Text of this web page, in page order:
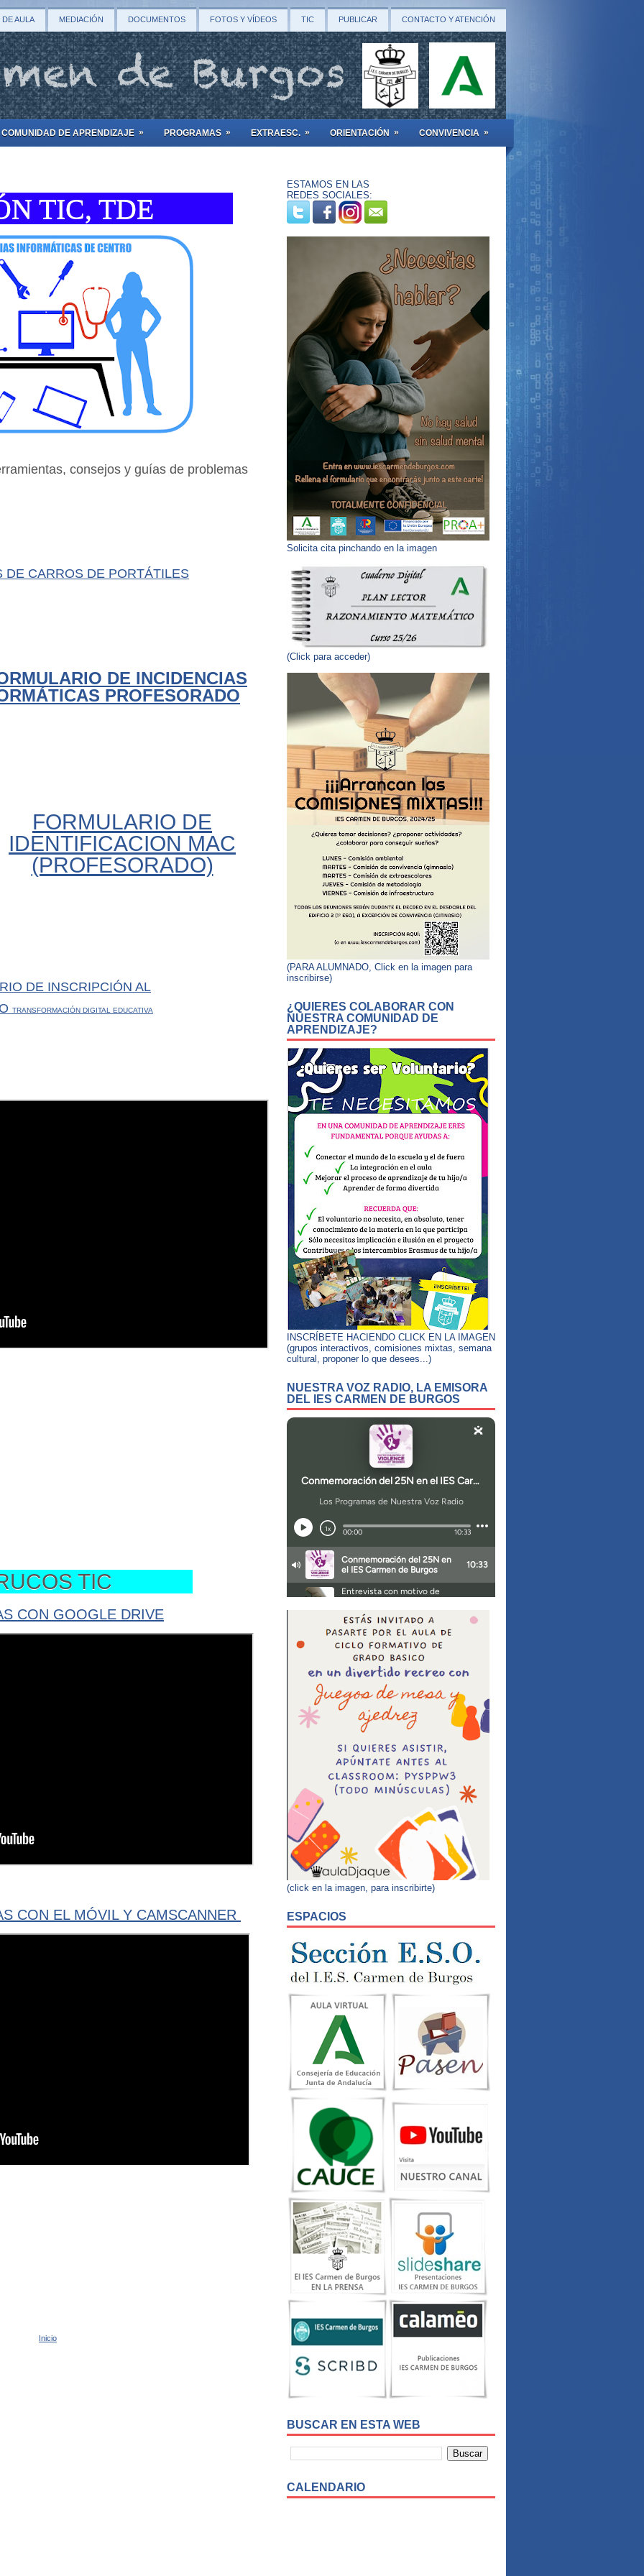
AULA MEDIACIÓN DOCUMENTOS FOTOS Y VÍDEOS TIC PUBLICAR CONTACTO Y ATENCIÓN
COMUNIDAD DE APRENDIZAJE » PROGRAMAS » EXTRAESC. » ORIENTACIÓN » CONVIVENCIA »
TIC, TDE
consejos y guías de problemas
DE CARROS DE PORTÁTILES
DE INCIDENCIAS
PROFESORADO
FORMULARIO DE
IDENTIFICACION MAC
(PROFESORADO)
DE INSCRIPCIÓN AL
TRANSFORMACIÓN DIGITAL EDUCATIVA
TIC
CON GOOGLE DRIVE
CON EL MÓVIL Y CAMSCANNER
Inicio
ESTAMOS EN LAS
REDES SOCIALES:
Solicita cita pinchando en la imagen
(Click para acceder)
(PARA ALUMNADO, Click en la imagen para
inscribirse)
¿QUIERES COLABORAR CON
NUESTRA COMUNIDAD DE
APRENDIZAJE?
INSCRÍBETE HACIENDO CLICK EN LA IMAGEN
(grupos interactivos, comisiones mixtas, semana
cultural, proponer lo que desees...)
NUESTRA VOZ RADIO, LA EMISORA
DEL IES CARMEN DE BURGOS
(click en la imagen, para inscribirte)
ESPACIOS
BUSCAR EN ESTA WEB
CALENDARIO